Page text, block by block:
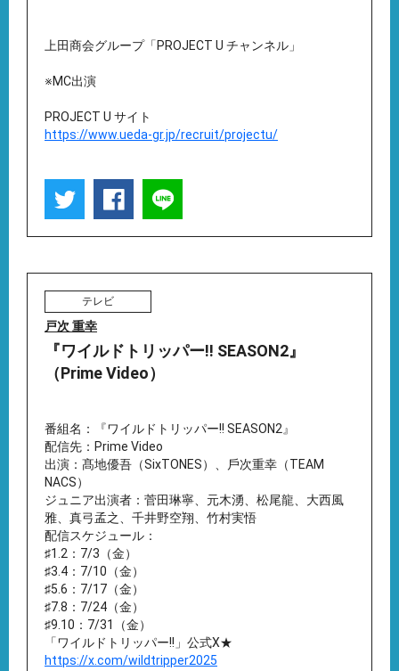
上田商会グループ「PROJECT U チャンネル」
※MC出演
PROJECT U サイト
https://www.ueda-gr.jp/recruit/projectu/
テレビ
戸次 重幸
『ワイルドトリッパー!! SEASON2』
（Prime Video）
番組名：『ワイルドトリッパー!! SEASON2』
配信先：Prime Video
出演：髙地優吾（SixTONES）、⼾次重幸（TEAM
NACS）
ジュニア出演者：菅⽥琳寧、元⽊湧、松尾⿓、⼤⻄⾵
雅、真⼸孟之、千井野空翔、⽵村実悟
配信スケジュール：
♯1.2：7/3（金）
♯3.4：7/10（金）
♯5.6：7/17（金）
♯7.8：7/24（金）
♯9.10：7/31（金）
「ワイルドトリッパー!!」公式X★
https://x.com/wildtripper2025